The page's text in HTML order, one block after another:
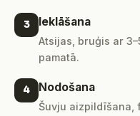
3 Ieklāšana
Atsijas, bruģis ar
pamatā.
4 Nodošana
Šuvju aizpildīšana,